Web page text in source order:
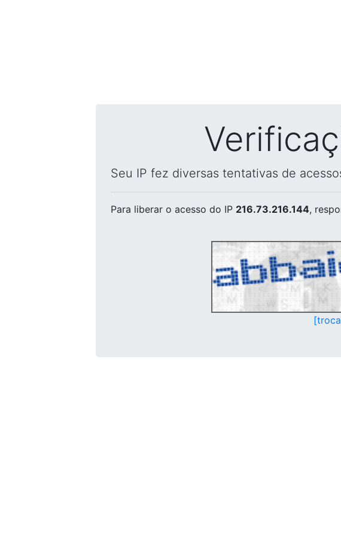
Seu IP fez diversas tentativas de
Para liberar o acesso do IP 216.73.216.144,